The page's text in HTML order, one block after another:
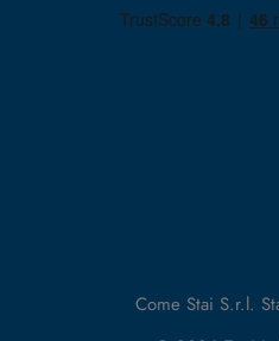
Come Stai S.r.l.